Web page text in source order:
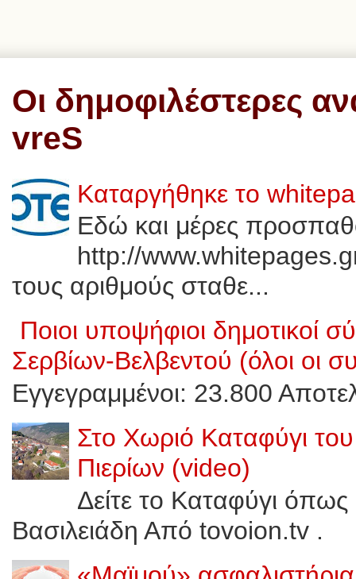
Οι δημοφιλέστερες
vreS
Καταργήθηκε το
Εδώ και μέρες
http://
τους αριθμούς σταθε...
Ποιοι υποψήφιοι δημοτικοί
Σερβίων-Βελβεντού (όλοι οι
Εγγεγραμμένοι: 23.800
Στο Χωριό Καταφύγι
Πιερίων (video)
Δείτε το Καταφύγι
Βασιλειάδη Από tovoion.tv .